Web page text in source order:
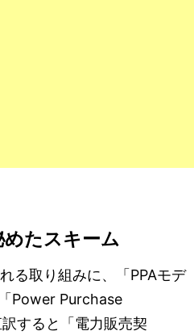
たスキーム
る取り組みに、「PPAモデ
Power Purchase
すると「電力販売契